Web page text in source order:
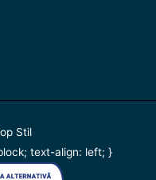
Stil
text-align: left; }